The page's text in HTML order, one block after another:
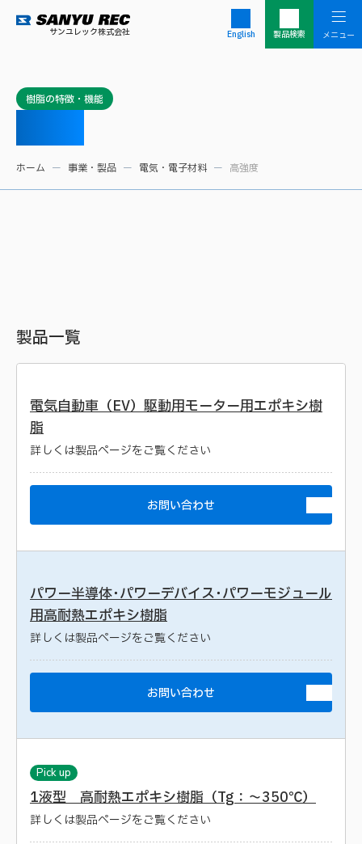
サンユレック株式会社 English 製品検索
樹脂の特徴・機能
ホーム 事業・製品 電気・電子材料 高強度
製品一覧
電気自動車（EV）駆動用モーター用エポキシ樹
脂
詳しくは製品ページをご覧ください
お問い合わせ
パワー半導体･パワーデバイス･パワーモジュール
用高耐熱エポキシ樹脂
詳しくは製品ページをご覧ください
お問い合わせ
Pick up
1液型 高耐熱エポキシ樹脂（Tg：～350℃）
詳しくは製品ページをご覧ください